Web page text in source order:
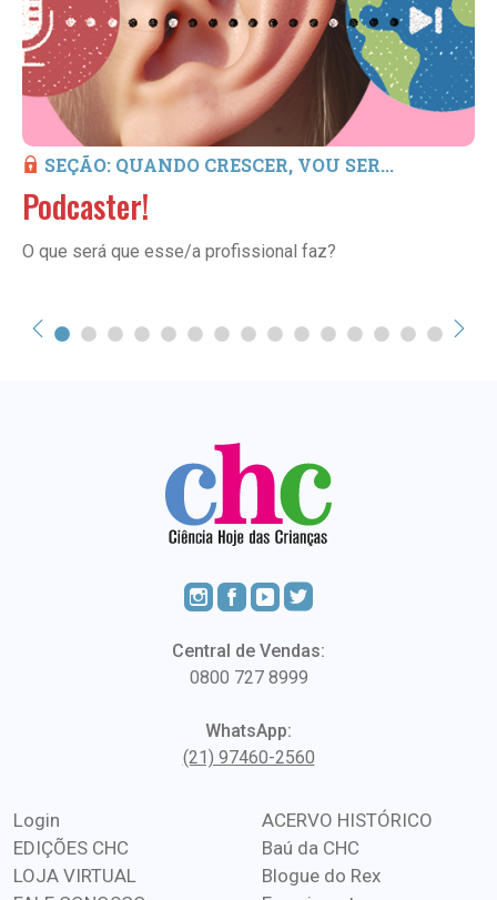
SEÇÃO: QUANDO CRESCER, VOU SER...
Podcaster!
O que será que esse/a profissional faz?
Central de Vendas:
0800 727 8999
WhatsApp:
(21) 97460-2560
Login
EDIÇÕES CHC
LOJA VIRTUAL
ACERVO HISTÓRICO
Baú da CHC
Blogue do Rex